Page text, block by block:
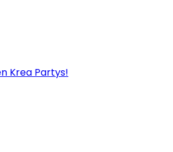
Krea Partys!